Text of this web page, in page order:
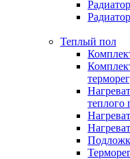
Теплый пол
теплого